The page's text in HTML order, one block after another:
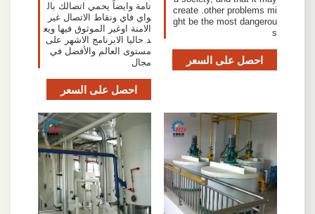
create .other problems mi
ght be the most dangerou
s
احصل على السعر
تامة وايضاً يحمي اتصالك بال
واي فاي ونقاط الاتصال غير
الامنة اوغير الموثوق فيها ويع
د حاليا الابرنامج الاشهر على
مستوى العالم والأفضل في
مجال
احصل على السعر